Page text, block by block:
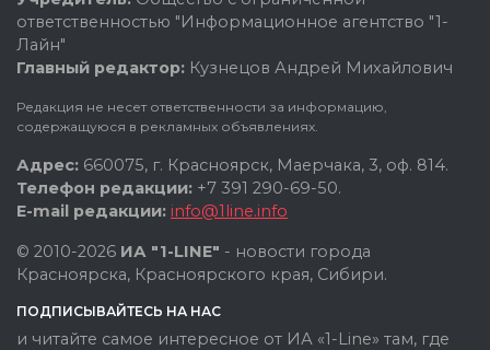
ответственностью "Информационное агентство "1-
Лайн"
Главный редактор: Кузнецов Андрей Михайлович
Редакция не несет ответственности за информацию,
содержащуюся в рекламных объявлениях.
Адрес: 660075, г. Красноярск, Маерчака, 3, оф. 814.
Телефон редакции: +7 391 290-69-50.
E-mail редакции: info@1line.info
© 2010-2026 ИА "1-LINE" - новости города
Красноярска, Красноярского края, Сибири.
ПОДПИСЫВАЙТЕСЬ НА НАС
и читайте самое интересное от ИА «1-Line» там, где